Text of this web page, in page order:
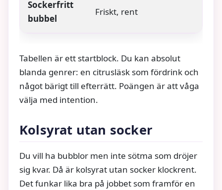
Sockerfritt
bubbel
Friskt, rent
Tabellen är ett startblock. Du kan absolut
blanda genrer: en citrusläsk som fördrink och
något bärigt till efterrätt. Poängen är att våga
välja med intention.
Kolsyrat utan socker
Du vill ha bubblor men inte sötma som dröjer
sig kvar. Då är kolsyrat utan socker klockrent.
Det funkar lika bra på jobbet som framför en